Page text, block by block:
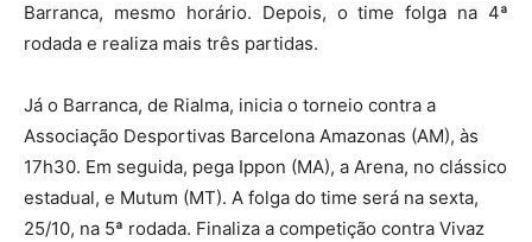
Barranca, mesmo horário. Depois, o time folga na 4ª
rodada e realiza mais três partidas.
Já o Barranca, de Rialma, inicia o torneio contra a
Associação Desportivas Barcelona Amazonas (AM), às
17h30. Em seguida, pega Ippon (MA), a Arena, no clássico
estadual, e Mutum (MT). A folga do time será na sexta,
25/10, na 5ª rodada. Finaliza a competição contra Vivaz